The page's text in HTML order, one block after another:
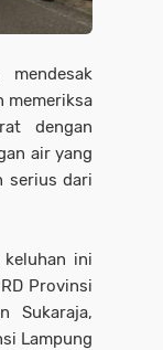
memeriksa
dengan
air yang
serius dari
keluhan ini
Provinsi
Sukaraja,
Lampung